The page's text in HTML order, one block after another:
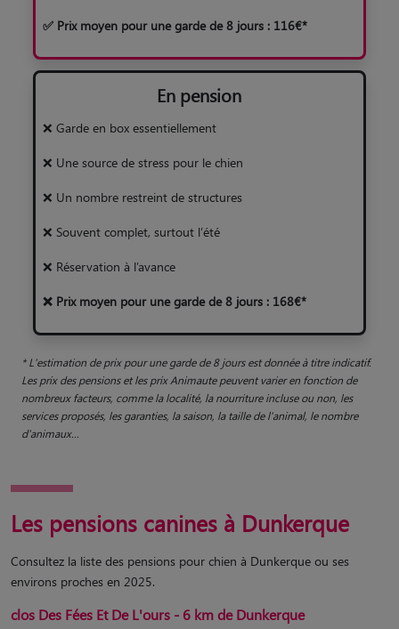
✅ Prix moyen pour une garde de 8 jours : 116€*
En pension
❌ Garde en box essentiellement
❌ Une source de stress pour le chien
❌ Un nombre restreint de structures
❌ Souvent complet, surtout l’été
❌ Réservation à l’avance
❌ Prix moyen pour une garde de 8 jours : 168€*
* L'estimation de prix pour une garde de 8 jours est donnée à titre indicatif.
Les prix des pensions et les prix Animaute peuvent varier en fonction de
nombreux facteurs, comme la localité, la nourriture incluse ou non, les
services proposés, les garanties, la saison, la taille de l'animal, le nombre
d'animaux...
Les pensions canines à Dunkerque
Consultez la liste des pensions pour chien à Dunkerque ou ses
environs proches en 2025.
clos Des Fées Et De L'ours - 6 km de Dunkerque